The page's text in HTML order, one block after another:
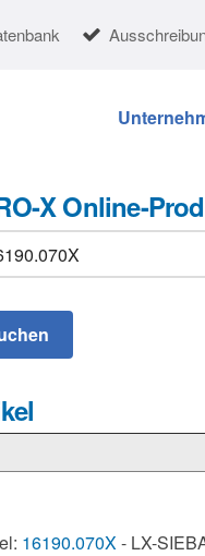
X Online-
16190.070X- LX-